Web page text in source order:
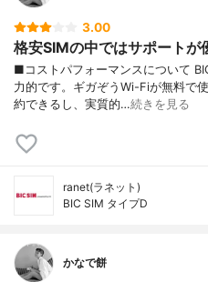
3.00
格安SIMの中ではサポートが
■コストパフォーマンスについて
力的です。ギガぞうWi-Fiが無料で
約できるし、実質的…続きを見る
ranet(ラネット)
BIC SIM タイプD
かなで餅